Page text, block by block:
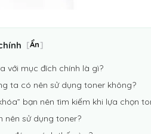
[Ẩn]
với mục đích chính là gì?
ta có nên sử dụng toner không?
bạn nên tìm kiếm khi lựa chọn
nên sử dụng toner?